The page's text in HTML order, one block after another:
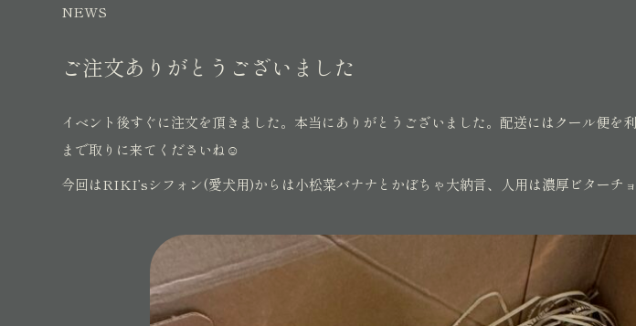
NEWS
ご注文ありがとうございました
イベント後すぐに注文を頂きました。本当にありがとうございました。配送にはクール便を
まで取りに来てくださいね☺️
今回はRIKI’sシフォン(愛犬用)からは小松菜バナナとかぼちゃ大納言、人用は濃厚ビターチ